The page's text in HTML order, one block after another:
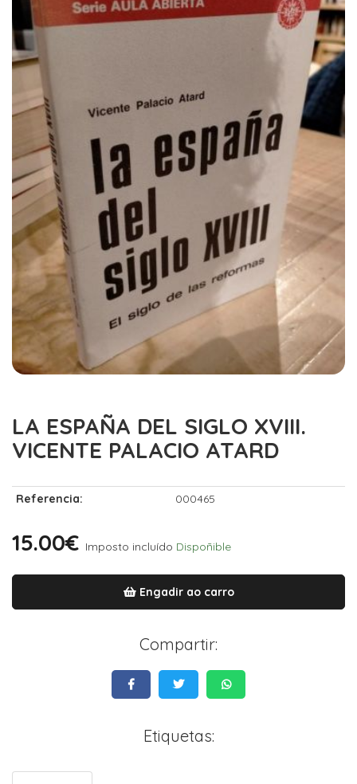
LA ESPAÑA DEL SIGLO XVIII.
VICENTE PALACIO ATARD
Referencia: 000465
15.00€ Imposto incluído Dispoñible
Engadir ao carro
Compartir:
Etiquetas: